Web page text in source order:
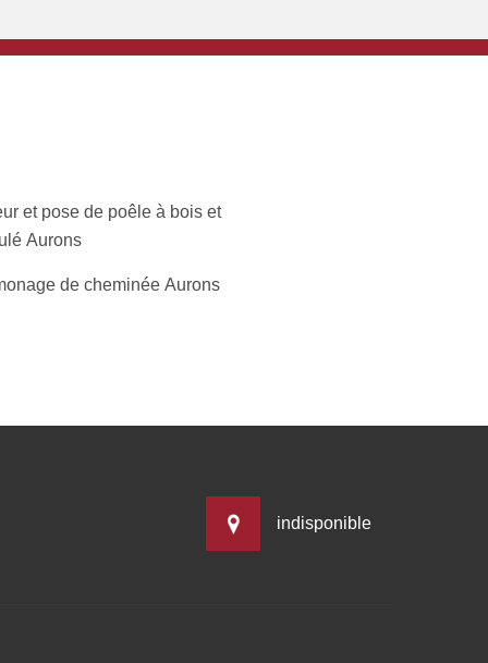
et pose de poêle à bois et
Aurons
de cheminée Aurons
indisponible